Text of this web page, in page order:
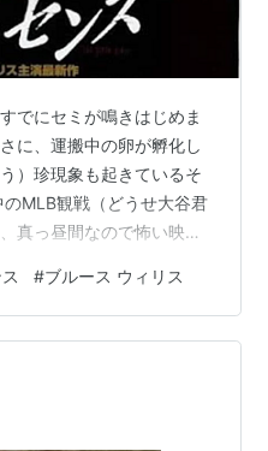
でにセミが鳴きはじめま
に、運搬中の卵が孵化し
）珍現象も起きているそ
MLB観戦（どうせ大谷君
真っ昼間なので怖い映画
Prime Videoで視聴しまし
作は、あのブルース・ウ
エル・オスメントの好演
されている名作です。 ど
」や「オーメン」といっ
#ブルース ウィリス